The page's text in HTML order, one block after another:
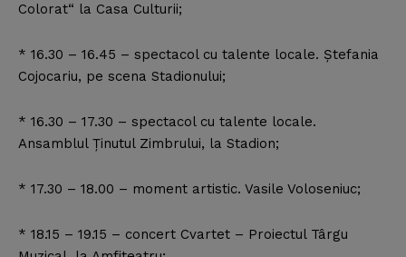
Colorat“ la Casa Culturii;
* 16.30 – 16.45 – spectacol cu talente locale. Ştefania
Cojocariu, pe scena Stadionului;
* 16.30 – 17.30 – spectacol cu talente locale.
Ansamblul Ţinutul Zimbrului, la Stadion;
* 17.30 – 18.00 – moment artistic. Vasile Voloseniuc;
* 18.15 – 19.15 – concert Cvartet – Proiectul Târgu